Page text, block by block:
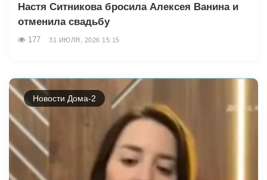
Настя Ситникова бросила Алексея Ванина и
отменила свадьбу
177 31 ИЮЛЯ, 2026 15:15
Новости Дома-2